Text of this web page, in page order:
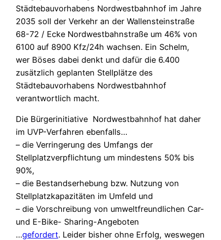
Städtebauvorhabens Nordwestbahnhof im Jahre
2035 soll der Verkehr an der Wallensteinstraße
68-72 / Ecke Nordwestbahnstraße um 46% von
6100 auf 8900 Kfz/24h wachsen. Ein Schelm,
wer Böses dabei denkt und dafür die 6.400
zusätzlich geplanten Stellplätze des
Städtebauvorhabens Nordwestbahnhof
verantwortlich macht.
Die Bürgerinitiative Nordwestbahnhof hat daher
im UVP-Verfahren ebenfalls…
– die Verringerung des Umfangs der
Stellplatzverpflichtung um mindestens 50% bis
90%,
– die Bestandserhebung bzw. Nutzung von
Stellplatzkapazitäten im Umfeld und
– die Vorschreibung von umweltfreundlichen Car-
und E-Bike- Sharing-Angeboten
…gefordert. Leider bisher ohne Erfolg, weswegen